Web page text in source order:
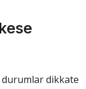
durumlar dikkate